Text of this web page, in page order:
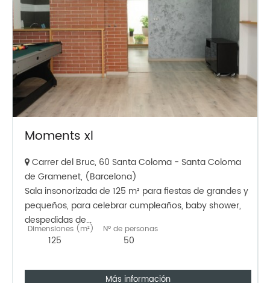
Moments xl
Carrer del Bruc, 60 Santa Coloma - Santa Coloma
de Gramenet, (Barcelona)
Sala insonorizada de 125 m² para fiestas de grandes y
pequeños, para celebrar cumpleaños, baby shower,
despedidas de...
Dimensiones (m²)
125
Nº de personas
50
Más información